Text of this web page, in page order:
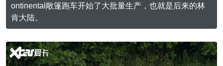
ontinental敞篷跑车开始了大批量生产，也就是后来的林
肯大陆。